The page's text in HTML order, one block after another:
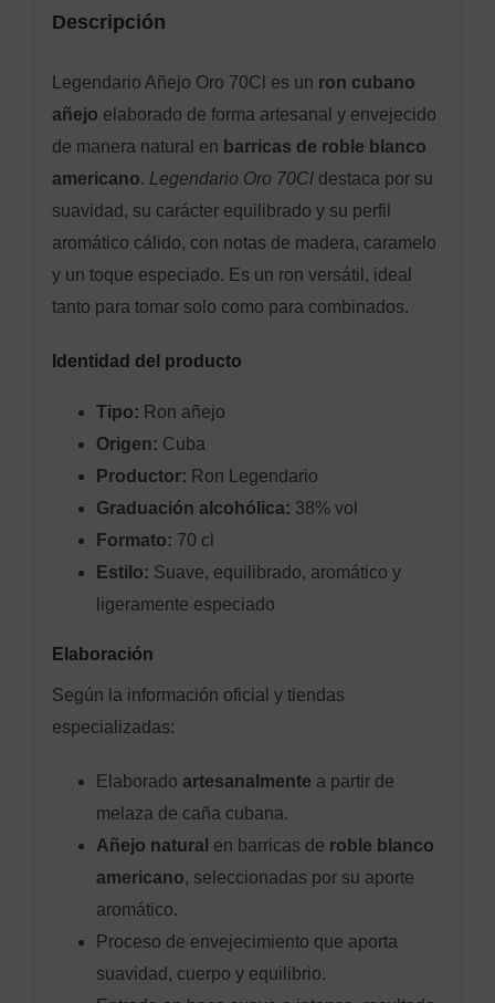
Descripción
Legendario Añejo Oro 70Cl es un ron cubano
añejo elaborado de forma artesanal y envejecido
de manera natural en barricas de roble blanco
americano. Legendario Oro 70Cldestaca por su
suavidad, su carácter equilibrado y su perfil
aromático cálido, con notas de madera, caramelo
y un toque especiado. Es un ron versátil, ideal
tanto para tomar solo como para combinados.
Identidad del producto
Tipo: Ron añejo
Origen: Cuba
Productor: Ron Legendario
Graduación alcohólica: 38% vol
Formato: 70 cl
Estilo: Suave, equilibrado, aromático y
ligeramente especiado
Elaboración
Según la información oficial y tiendas
especializadas:
Elaborado artesanalmente a partir de
melaza de caña cubana.
Añejo natural en barricas de roble blanco
americano, seleccionadas por su aporte
aromático.
Proceso de envejecimiento que aporta
suavidad, cuerpo y equilibrio.